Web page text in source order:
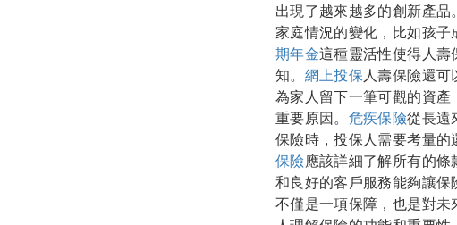
出現了越來越多的創新產品。
家庭情況的變化，比如孩
期年金這種靈活性使得人壽
知。 網上投保 人壽保險還
為家人留下一筆可觀的資
重要原因。 危疾保險從長遠
保險時，投保人需要考量的
保險 應該詳細了解所有的條
和良好的客戶服務能夠讓保
不僅是一項保障，也是對未